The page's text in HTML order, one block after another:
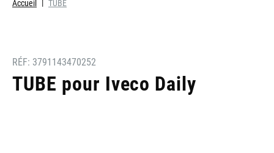
Accueil TUBE
RÉF: 3791143470252
TUBE pour Iveco Daily